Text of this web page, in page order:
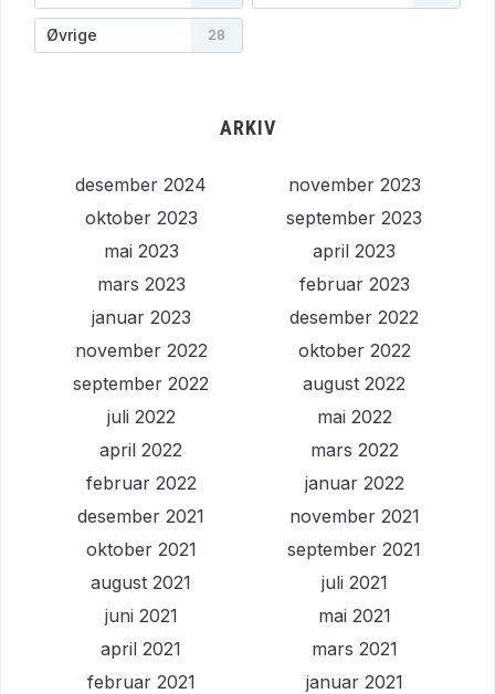
Øvrige 28
ARKIV
desember 2024
november 2023
oktober 2023
september 2023
mai 2023
april 2023
mars 2023
februar 2023
januar 2023
desember 2022
november 2022
oktober 2022
september 2022
august 2022
juli 2022
mai 2022
april 2022
mars 2022
februar 2022
januar 2022
desember 2021
november 2021
oktober 2021
september 2021
august 2021
juli 2021
juni 2021
mai 2021
april 2021
mars 2021
februar 2021
januar 2021